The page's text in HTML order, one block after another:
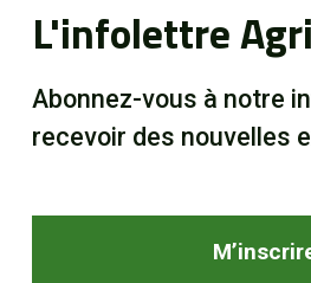
L'infolettre
Abonnez-vous à notre
recevoir des nouvelles